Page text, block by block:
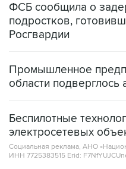
ФСБ сообщила о
подростков,
Росгвардии
Промышленное
области
Беспилотные
электросетевых
Социальная реклама, АНО
ИНН 7725383515 Erid: